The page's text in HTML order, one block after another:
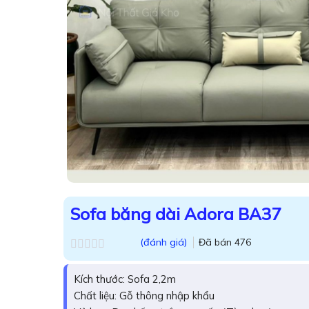
Sofa băng dài Adora BA37
Được
hạng
0.0
(đánh giá) Đã bán 476
Kích thước: Sofa 2,2m
Chất liệu: Gỗ thông nhập khẩu